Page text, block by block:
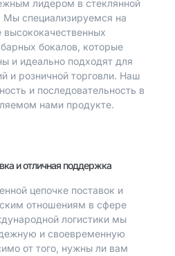
лидером в стеклянной
специализируемся на
высококачественных
бокалов, которые
и идеально подходят для
и розничной торговли. Наш
и последовательность в
нами продукте.
и отличная поддержка
цепочке поставок и
отношениям в сфере
логистики мы
и своевременную
от того, нужны ли вам